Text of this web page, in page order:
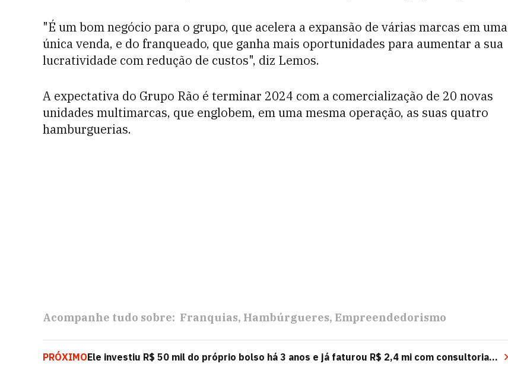
"É um bom negócio para o grupo, que acelera a expansão de várias marcas em uma
única venda, e do franqueado, que ganha mais oportunidades para aumentar a sua
lucratividade com redução de custos", diz Lemos.
A expectativa do Grupo Rão é terminar 2024 com a comercialização de 20 novas
unidades multimarcas, que englobem, em uma mesma operação, as suas quatro
hamburguerias.
Acompanhe tudo sobre: Franquias Hambúrgueres Empreendedorismo
PRÓXIMOEle investiu R$ 50 mil do próprio bolso há 3 anos e já faturou R$ 2,4 mi com consultoria